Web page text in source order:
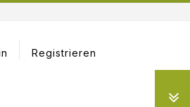
Registrieren